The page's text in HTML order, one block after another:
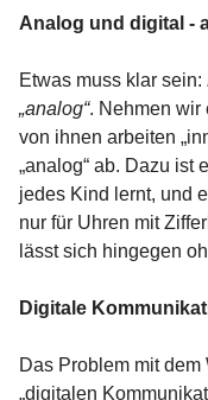
Analog und digital -
Etwas muss klar sein:
„analog“. Nehmen wir
von ihnen arbeiten
„analog“ ab. Dazu ist
jedes Kind lernt, und
nur für Uhren mit
lässt sich hingegen
Digitale
Das Problem mit dem
„digitalen